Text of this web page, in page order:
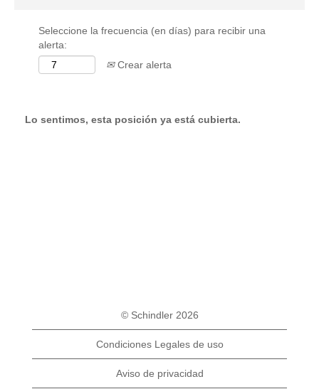
Seleccione la frecuencia (en días) para recibir una
alerta:
Crear alerta
Lo sentimos, esta posición ya está cubierta.
© Schindler 2026
Condiciones Legales de uso
Aviso de privacidad